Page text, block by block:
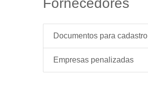
Documentos para cadastro
Empresas penalizadas